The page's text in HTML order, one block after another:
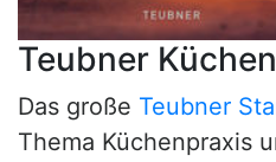
Teubner
Das große Teubner
Thema Küchenpraxis